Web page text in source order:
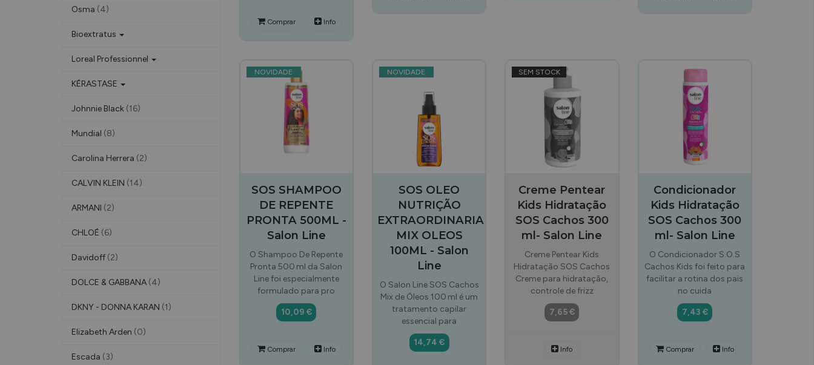
Osma (4)
Bioextratus
Loreal Professionnel
KÉRASTASE
Johnnie Black (16)
Mundial (8)
Carolina Herrera (2)
CALVIN KLEIN (14)
ARMANI (2)
CHLOÉ (6)
Davidoff (2)
DOLCE & GABBANA (4)
DKNY - DONNA KARAN (1)
Elizabeth Arden (0)
Escada (3)
Comprar Info
NOVIDADE
SOS SHAMPOO
DE REPENTE
PRONTA 500ML -
Salon Line
O Shampoo De Repente
Pronta 500 ml da Salon
Line foi especialmente
formulado para pro
10,09 €
Comprar Info
NOVIDADE
SOS OLEO
NUTRIÇÃO
EXTRAORDINARIA
MIX OLEOS
100ML - Salon
Line
O Salon Line SOS Cachos
Mix de Óleos 100 ml é um
tratamento capilar
essencial para
14,74 €
SEM STOCK
Creme Pentear
Kids Hidratação
SOS Cachos 300
ml- Salon Line
Creme Pentear Kids
Hidratação SOS Cachos
Creme para hidratação,
controle de frizz
7,65 €
Info
Condicionador
Kids Hidratação
SOS Cachos 300
ml- Salon Line
O Condicionador S.O.S
Cachos Kids foi feito para
facilitar a rotina dos pais
no cuida
7,43 €
Comprar Info